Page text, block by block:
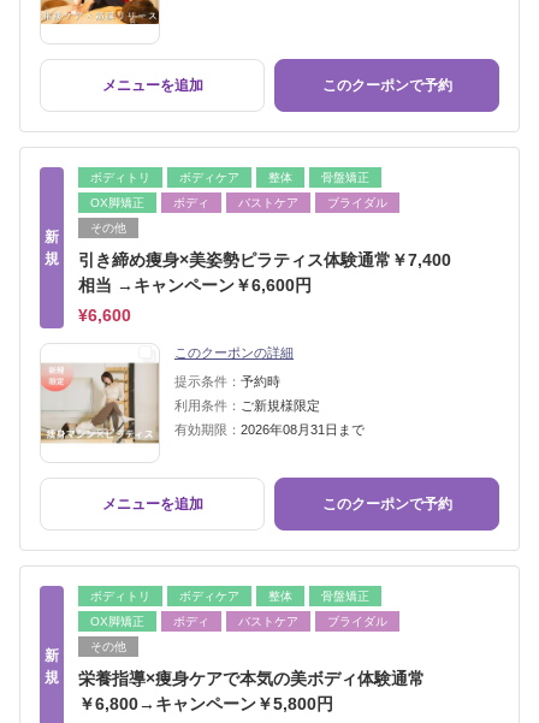
メニューを追加 このクーポンで予約
新
規
ボディトリ ボディケア 整体
骨盤矯正
OX脚矯正
ボディ バストケア
ブライダル
その他
引き締め痩身×美姿勢ピラティス体験通常￥7,400
相当 →キャンペーン￥6,600円
¥6,600
このクーポンの詳細
提示条件： 予約時
利用条件： ご新規様限定
有効期限： 2026年08月31日まで
メニューを追加 このクーポンで予約
新
規
ボディトリ ボディケア 整体
骨盤矯正
OX脚矯正
ボディ バストケア
ブライダル
その他
栄養指導×痩身ケアで本気の美ボディ体験通常
￥6,800→キャンペーン￥5,800円